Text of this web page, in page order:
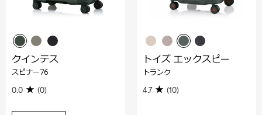
クインテス
スピナー76
0.0 (0)
トイズ エックスピー
トランク
4.7 (10)